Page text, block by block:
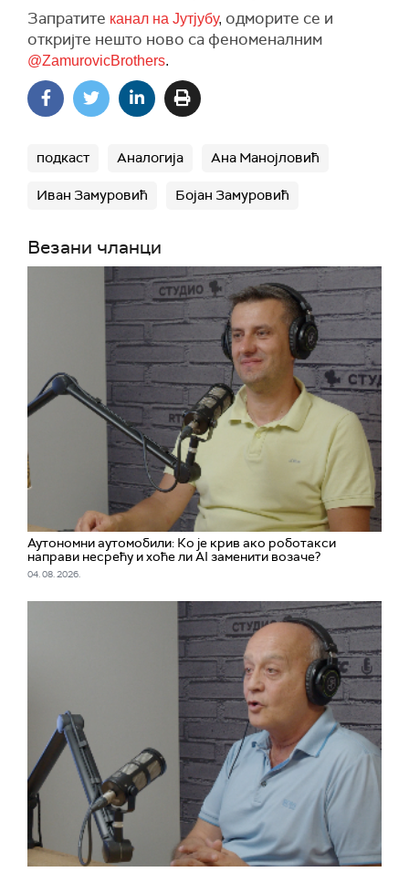
Запратите канал на Јутјубу, одморите се и
откријте нешто ново са феноменалним
@ZamurovicBrothers.
подкаст Аналогија Ана Манојловић
Иван Замуровић Бојан Замуровић
Везани чланци
Аутономни аутомобили: Ко је крив ако роботакси
направи несрећу и хоће ли AI заменити возаче?
04. 08. 2026.